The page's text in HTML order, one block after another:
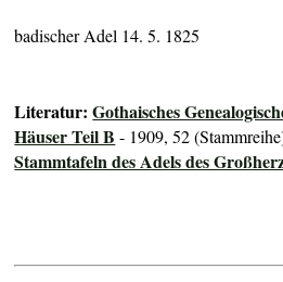
badischer Adel 14. 5. 1825
Literatur:Gothaisches
Häuser Teil B - 1909, 52
Stammtafeln des Adels des